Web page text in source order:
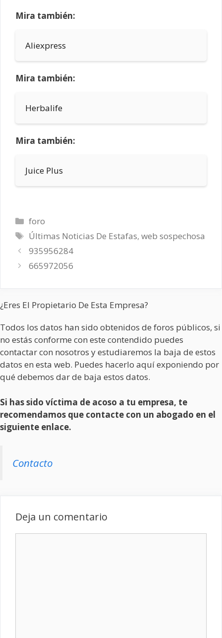
Mira también:
Aliexpress
Mira también:
Herbalife
Mira también:
Juice Plus
Categorías
foro
Etiquetas
Últimas Noticias De Estafas,web sospechosa
935956284
665972056
¿Eres El Propietario De Esta Empresa?
Todos los datos han sido obtenidos de foros públicos, si
no estás conforme con este contendido puedes
contactar con nosotros y estudiaremos la baja de estos
datos en esta web. Puedes hacerlo aquí exponiendo por
qué debemos dar de baja estos datos.
Si has sido víctima de acoso a tu empresa, te
recomendamos que contacte con un abogado en el
siguiente enlace.
Contacto
Deja un comentario